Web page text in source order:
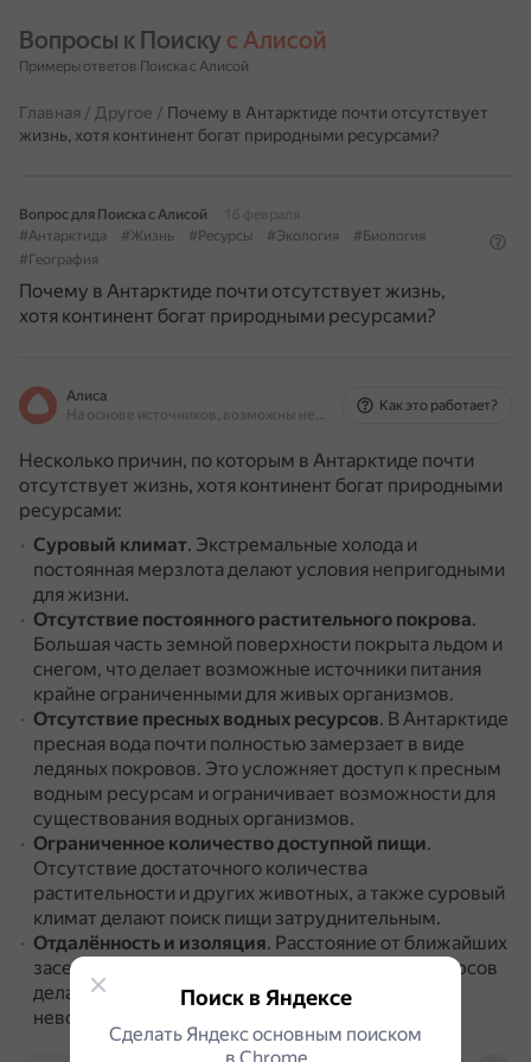
Вопросы к Поиску с Алисой
Примеры ответов Поиска с Алисой
Главная / Другое / Почему в Антарктиде почти отсутствует
жизнь, хотя континент богат природными ресурсами?
Вопрос для Поиска с Алисой
16 февраля
#Антарктида
#Жизнь #Ресурсы #Экология
#Биология
#География
Почему в Антарктиде почти отсутствует жизнь,
хотя континент богат природными ресурсами?
Алиса
На основе источников, возможны неточности
Как это работает?
Несколько причин, по которым в Антарктиде почти
отсутствует жизнь, хотя континент богат природными
ресурсами:
Суровый климат. Экстремальные холода и
постоянная мерзлота делают условия непригодными
для жизни.
Отсутствие постоянного растительного покрова.
Большая часть земной поверхности покрыта льдом и
снегом, что делает возможные источники питания
крайне ограниченными для живых организмов.
Отсутствие пресных водных ресурсов. В Антарктиде
пресная вода почти полностью замерзает в виде
ледяных покровов. Это усложняет доступ к пресным
водным ресурсам и ограничивает возможности для
существования водных организмов.
Ограниченное количество доступной пищи.
Отсутствие достаточного количества
растительности и других животных, а также суровый
климат делают поиск пищи затруднительным.
Отдалённость и изоляция. Расстояние от ближайших
заселённых пунктов и трудности доставки ресурсов
делают жизнь в Антарктиде практически
невозможной для людей и других организмов.
Поиск в Яндексе
Сделать Яндекс основным поиском
в Сhrome